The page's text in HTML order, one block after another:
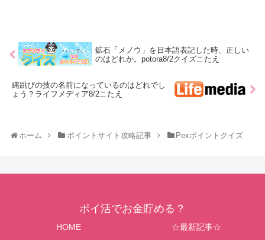
鉱石「メノウ」を日本語表記した時、正しい
のはどれか。potora8/2クイズこたえ
縄跳びの技の名前になっているのはどれでし
ょう？ライフメディア8/2こたえ
ホーム ポイントサイト攻略記事 Pexポイントクイズ
ポイ活でお金貯める？
HOME
☆最新記事☆